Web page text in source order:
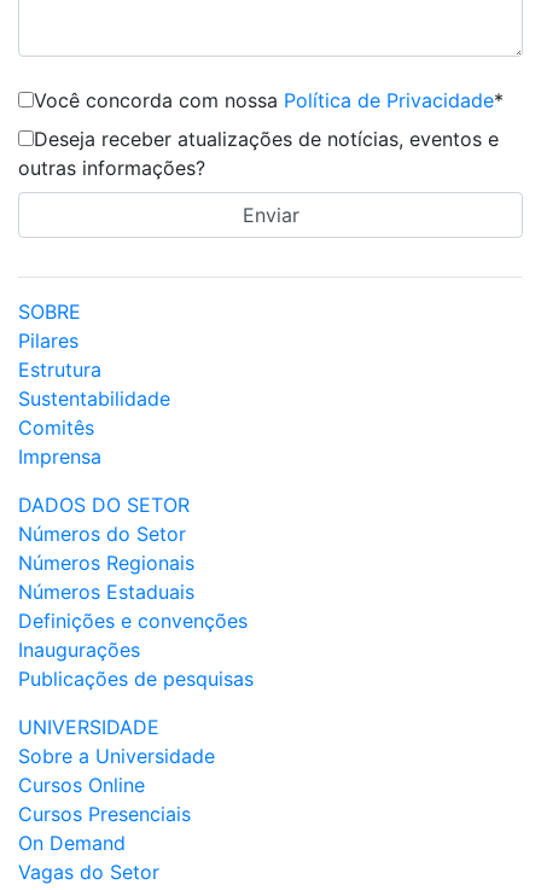
Você concorda com nossa Política de Privacidade*
Deseja receber atualizações de notícias, eventos e
outras informações?
SOBRE
Pilares
Estrutura
Sustentabilidade
Comitês
Imprensa
DADOS DO SETOR
Números do Setor
Números Regionais
Números Estaduais
Definições e convenções
Inaugurações
Publicações de pesquisas
UNIVERSIDADE
Sobre a Universidade
Cursos Online
Cursos Presenciais
On Demand
Vagas do Setor